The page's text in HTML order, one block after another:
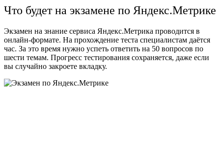
Что будет на экзамене по Яндекс.Метрике
Экзамен на знание сервиса Яндекс.Метрика проводится в
онлайн-формате. На прохождение теста специалистам даётся
час. За это время нужно успеть ответить на 50 вопросов по
шести темам. Прогресс тестирования сохраняется, даже если
вы случайно закроете вкладку.